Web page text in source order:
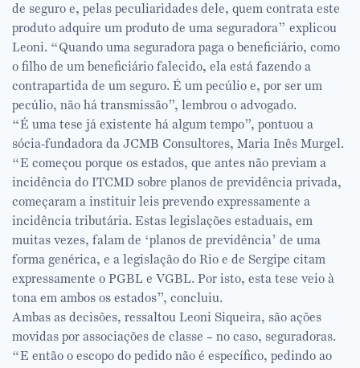
de seguro e, pelas peculiaridades dele, quem contrata este
produto adquire um produto de uma seguradora” explicou
Leoni. “Quando uma seguradora paga o beneficiário, como
o filho de um beneficiário falecido, ela está fazendo a
contrapartida de um seguro. É um pecúlio e, por ser um
pecúlio, não há transmissão”, lembrou o advogado.
“É uma tese já existente há algum tempo”, pontuou a
sócia-fundadora da JCMB Consultores, Maria Inês Murgel.
“E começou porque os estados, que antes não previam a
incidência do ITCMD sobre planos de previdência privada,
começaram a instituir leis prevendo expressamente a
incidência tributária. Estas legislações estaduais, em
muitas vezes, falam de ‘planos de previdência’ de uma
forma genérica, e a legislação do Rio e de Sergipe citam
expressamente o PGBL e VGBL. Por isto, esta tese veio à
tona em ambos os estados”, concluiu.
Ambas as decisões, ressaltou Leoni Siqueira, são ações
movidas por associações de classe – no caso, seguradoras.
“E então o escopo do pedido não é específico, pedindo ao